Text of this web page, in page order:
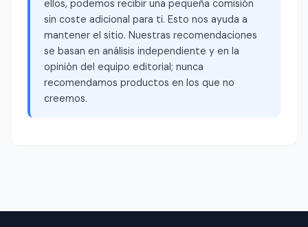
ellos, podemos recibir una pequeña comisión
sin coste adicional para ti. Esto nos ayuda a
mantener el sitio. Nuestras recomendaciones
se basan en análisis independiente y en la
opinión del equipo editorial; nunca
recomendamos productos en los que no
creemos.